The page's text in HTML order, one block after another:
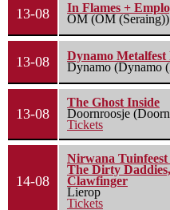
13-08
In Flames +
OM (OM (Seraing))
13-08
Dynamo
Dynamo (Dynamo
13-08
The Ghost Inside
Doornroosje
Tickets
14-08
Nirwana Tuinfeest
The Dirty
Clawfinger
Lierop
Tickets